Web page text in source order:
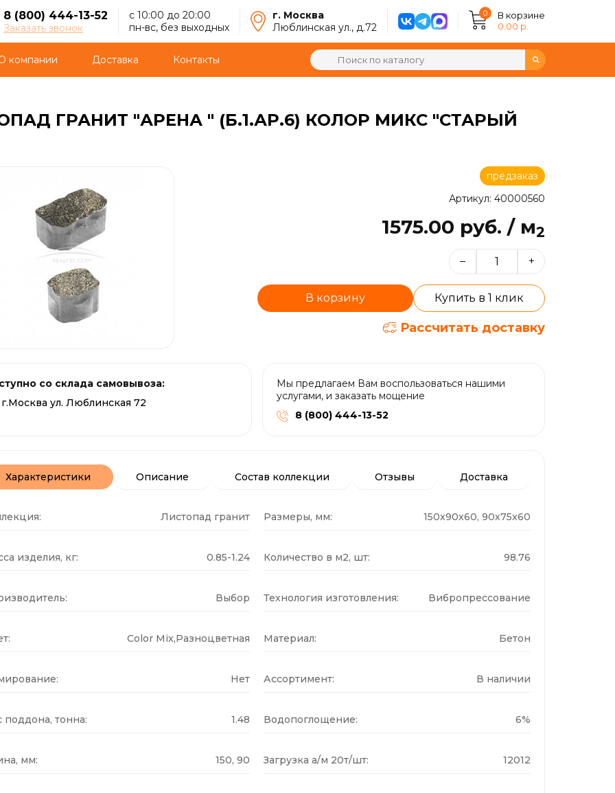
8 (800) 444-13-52
Заказать звонок
с 10:00 до 20:00
пн-вс, без выходных
г. Москва
Люблинская ул., д.72
0
В корзине
0.00 р.
компании Доставка Контакты
ГРАНИТ "АРЕНА " (Б.1.АР.6) КОЛОР МИКС "СТАРЫЙ
предзаказ
Артикул: 40000560
1575.00 руб. / м2
– +
В корзину Купить в 1 клик
Рассчитать доставку
со склада самовывоза:
г.Москва ул. Люблинская 72
Мы предлагаем Вам воспользоваться нашими
услугами, и заказать мощение
8 (800) 444-13-52
Характеристики Описание Состав коллекции Отзывы Доставка
Листопад гранит Размеры, мм: 150x90x60, 90x75x60
изделия, кг: 0.85-1.24 Количество в м2, шт: 98.76
Выбор Технология изготовления: Вибропрессование
Color Mix,Разноцветная Материал: Бетон
Нет Ассортимент: В наличии
поддона, тонна: 1.48 Водопоглощение: 6%
мм: 150, 90 Загрузка а/м 20т/шт: 12012